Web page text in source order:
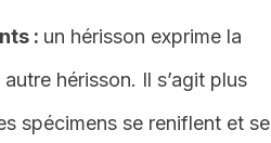
: un hérisson exprime la
hérisson. Il s’agit plus
spécimens se reniflent et se